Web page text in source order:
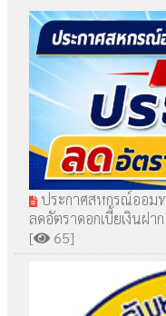
ประกาศสหกรณ์ออม
ลดอัตราดอกเบี้ยเงินฝาก
[
65]